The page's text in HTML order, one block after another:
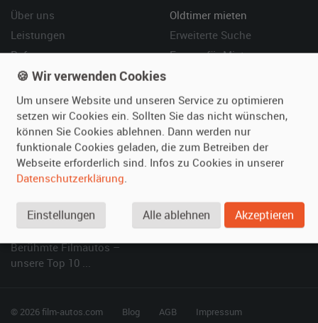
Über uns
Leistungen
Referenzen
Kundenmeinungen
Oldtimer mieten
Erweiterte Suche
Fragen für Mieter
Vermieten
Oldtimer anmelden
Fotos senden
Fragen für Vermieter
Hilfe
Häufige Fragen (FAQ)
So funktioniert's
SPECIAL
Berühmte Filmautos –
unsere Top 10 ...
© 2026 film-autos.com Blog AGB Impressum
🍪 Wir verwenden Cookies
Um unsere Website und unseren Service zu optimieren
setzen wir Cookies ein. Sollten Sie das nicht wünschen,
können Sie Cookies ablehnen. Dann werden nur
funktionale Cookies geladen, die zum Betreiben der
Webseite erforderlich sind. Infos zu Cookies in unserer
Datenschutzerklärung.
Einstellungen Alle ablehnen Akzeptieren